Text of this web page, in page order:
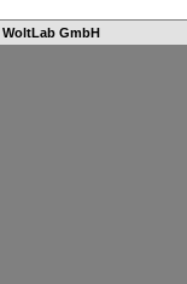
WoltLab GmbH